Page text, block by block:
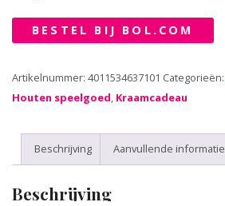
BESTEL BIJ BOL.COM
Artikelnummer: 4011534637101 Categorieën:
Houten speelgoed, Kraamcadeau
Beschrijving Aanvullende informatie
Beschrijving